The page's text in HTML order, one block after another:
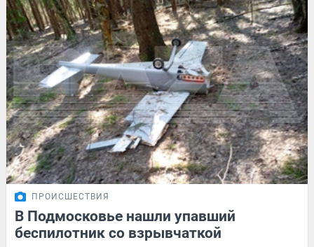
ПРОИСШЕСТВИЯ
В Подмосковье нашли упавший
беспилотник со взрывчаткой